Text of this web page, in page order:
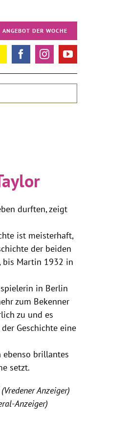
ANGEBOT DER WOCHE
durften, zeigt
ist meisterhaft,
der beiden
bis Martin 1932 in
in Berlin
zum Bekenner
zu und es
Geschichte eine
ebenso brillantes
setzt.
Anzeiger)
Anzeiger)